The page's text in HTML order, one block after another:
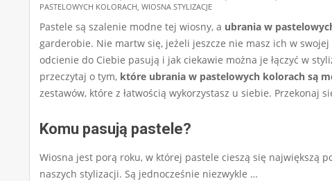
03-
05
PASTELOWYCH KOLORACH WIOSNA STYLIZACJE
Pastele są szalenie modne tej wiosny, a ubrania w
garderobie. Nie martw się, jeżeli jeszcze nie masz ich w swojej
odcienie do Ciebie pasują i jak ciekawie można je łączyć w
przeczytaj o tym, które ubrania w pastelowych kolorach są
zestawów, które z łatwością wykorzystasz u siebie. Przekonaj
Komu pasują pastele?
Wiosna jest porą roku, w której pastele cieszą się największą
naszych stylizacji. Są jednocześnie niezwykle …